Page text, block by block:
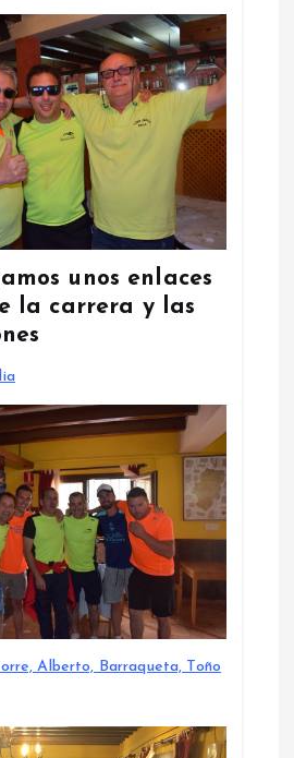
unos enlaces
la carrera y las
Alberto, Barraqueta, Toño